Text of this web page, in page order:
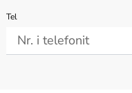
Tel